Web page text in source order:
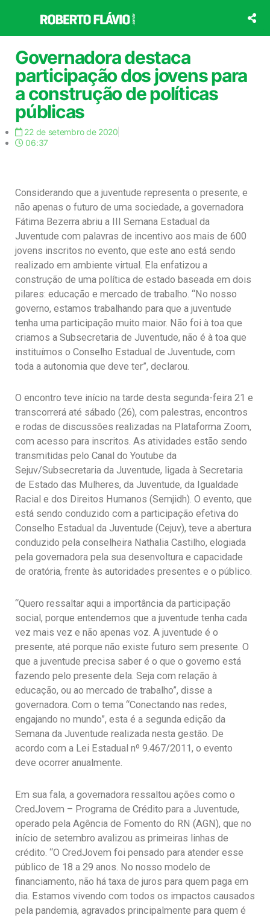
o
conteúdo
Governadora destaca
participação dos jovens para
a construção de políticas
públicas
22 de setembro de 2020
06:37
Considerando que a juventude representa o presente, e
não apenas o futuro de uma sociedade, a governadora
Fátima Bezerra abriu a III Semana Estadual da
Juventude com palavras de incentivo aos mais de 600
jovens inscritos no evento, que este ano está sendo
realizado em ambiente virtual. Ela enfatizou a
construção de uma política de estado baseada em dois
pilares: educação e mercado de trabalho. “No nosso
governo, estamos trabalhando para que a juventude
tenha uma participação muito maior. Não foi à toa que
criamos a Subsecretaria de Juventude, não é à toa que
instituímos o Conselho Estadual de Juventude, com
toda a autonomia que deve ter”, declarou.
O encontro teve início na tarde desta segunda-feira 21 e
transcorrerá até sábado (26), com palestras, encontros
e rodas de discussões realizadas na Plataforma Zoom,
com acesso para inscritos. As atividades estão sendo
transmitidas pelo Canal do Youtube da
Sejuv/Subsecretaria da Juventude, ligada à Secretaria
de Estado das Mulheres, da Juventude, da Igualdade
Racial e dos Direitos Humanos (Semjidh). O evento, que
está sendo conduzido com a participação efetiva do
Conselho Estadual da Juventude (Cejuv), teve a abertura
conduzido pela conselheira Nathalia Castilho, elogiada
pela governadora pela sua desenvoltura e capacidade
de oratória, frente às autoridades presentes e o público.
“Quero ressaltar aqui a importância da participação
social, porque entendemos que a juventude tenha cada
vez mais vez e não apenas voz. A juventude é o
presente, até porque não existe futuro sem presente. O
que a juventude precisa saber é o que o governo está
fazendo pelo presente dela. Seja com relação à
educação, ou ao mercado de trabalho”, disse a
governadora. Com o tema “Conectando nas redes,
engajando no mundo”, esta é a segunda edição da
Semana da Juventude realizada nesta gestão. De
acordo com a Lei Estadual nº 9.467/2011, o evento
deve ocorrer anualmente.
Em sua fala, a governadora ressaltou ações como o
CredJovem – Programa de Crédito para a Juventude,
operado pela Agência de Fomento do RN (AGN), que no
início de setembro avalizou as primeiras linhas de
crédito. “O CredJovem foi pensado para atender esse
público de 18 a 29 anos. No nosso modelo de
financiamento, não há taxa de juros para quem paga em
dia. Estamos vivendo com todos os impactos causados
pela pandemia, agravados principalmente para quem é